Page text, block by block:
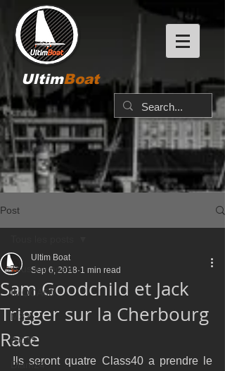
UltimBoat
Post
Tous les posts
IMOCA60
M32
GC32
Diam24
Sam Goodchild et Jack
Trigger sur la Cherbourg
Race
Ultim Boat
Sep 6, 2018 1 min read
Ils seront quatre Class40 a prendre le